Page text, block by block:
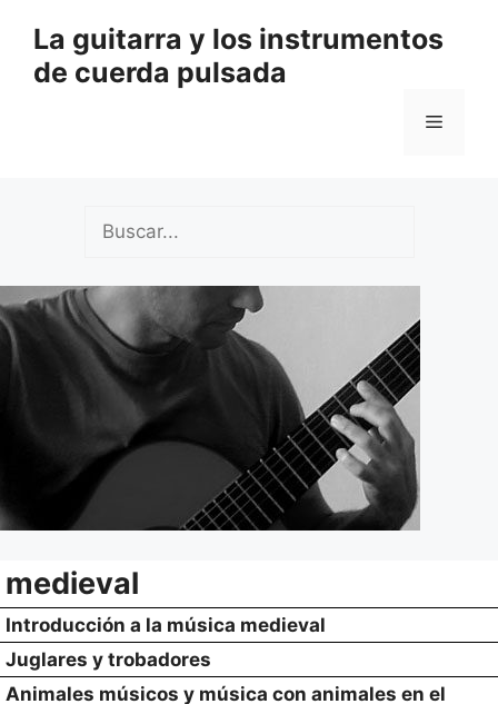
contenido
La guitarra y los instrumentos
de cuerda pulsada
Menú
medieval
Introducción a la música medieval
Juglares y trobadores
Animales músicos y música con animales en el